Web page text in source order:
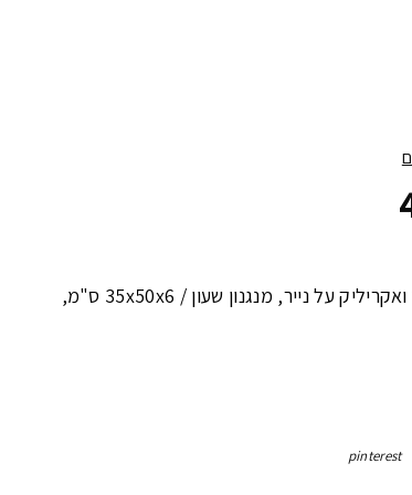
על נייר, מנגנון שעון / 35x50x6 ס"מ
,
pinterest